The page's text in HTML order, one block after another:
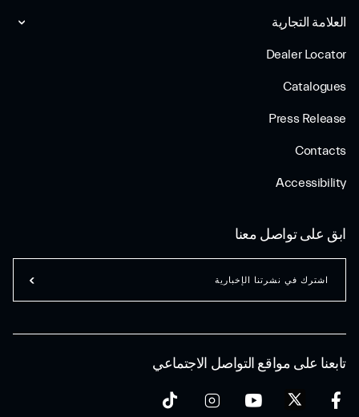
العلامة التجارية
Dealer Locator
Catalogues
Press Release
Contacts
Accessibility
تابعنا على مواقع التواصل الاجتماعي
ابق على تواصل معنا
اشترك في نشرتنا الإخبارية